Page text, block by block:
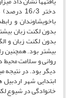
دختر
باخویشاوندان و
بدون لکنت زبان
بدون لکنت زبان و
بیشتر بود. همچنین
روانی و سلامت محیط
دیگر بود. در نتیجه
ابتدایی شهر
خانوادگی در شیوع